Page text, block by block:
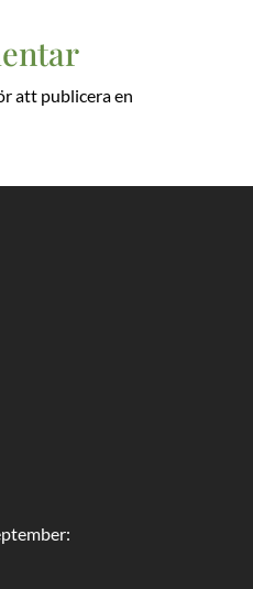
att publicera en